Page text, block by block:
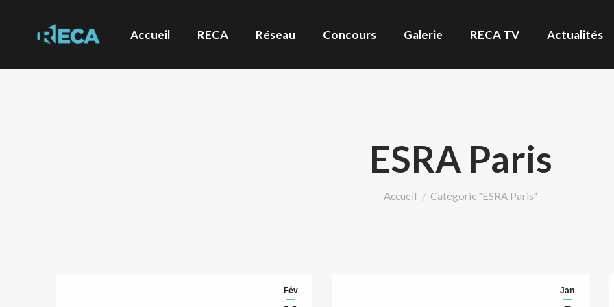
Accueil RECA Réseau Concours Galerie RECA TV Actualités
ESRA Paris
Vous êtes ici :
Accueil Catégorie "ESRA Paris"
Fév Jan